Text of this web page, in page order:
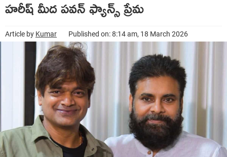
హరీష్ మీద పవన్ ఫ్యాన్స్ ప్రేమ
Article by Kumar Published on: 8:14 am, 18 March 2026